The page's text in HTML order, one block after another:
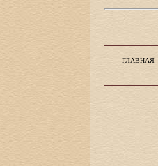
ГЛАВНАЯ